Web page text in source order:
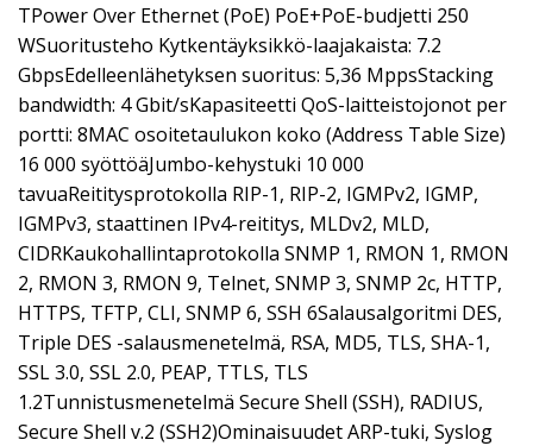
TPower Over Ethernet (PoE) PoE+PoE-budjetti 250
WSuoritusteho Kytkentäyksikkö-laajakaista: 7.2
GbpsEdelleenlähetyksen suoritus: 5,36 MppsStacking
bandwidth: 4 Gbit/sKapasiteetti QoS-laitteistojonot per
portti: 8MAC osoitetaulukon koko (Address Table Size)
16 000 syöttöäJumbo-kehystuki 10 000
tavuaReititysprotokolla RIP-1, RIP-2, IGMPv2, IGMP,
IGMPv3, staattinen IPv4-reititys, MLDv2, MLD,
CIDRKaukohallintaprotokolla SNMP 1, RMON 1, RMON
2, RMON 3, RMON 9, Telnet, SNMP 3, SNMP 2c, HTTP,
HTTPS, TFTP, CLI, SNMP 6, SSH 6Salausalgoritmi DES,
Triple DES -salausmenetelmä, RSA, MD5, TLS, SHA-1,
SSL 3.0, SSL 2.0, PEAP, TTLS, TLS
1.2Tunnistusmenetelmä Secure Shell (SSH), RADIUS,
Secure Shell v.2 (SSH2)Ominaisuudet ARP-tuki, Syslog